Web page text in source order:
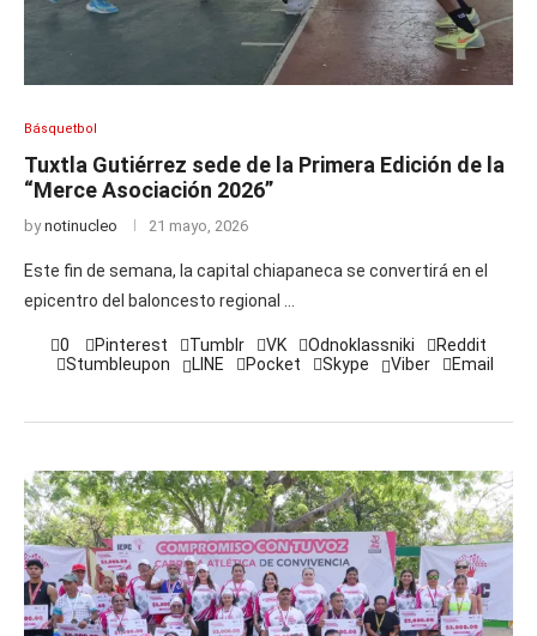
Básquetbol
Tuxtla Gutiérrez sede de la Primera Edición de la
“Merce Asociación 2026”
bynotinucleo 21 mayo, 2026
Este fin de semana, la capital chiapaneca se convertirá en el
epicentro del baloncesto regional …
0 Pinterest Tumblr VK Odnoklassniki
Reddit
Stumbleupon
LINE Pocket Skype Viber Email